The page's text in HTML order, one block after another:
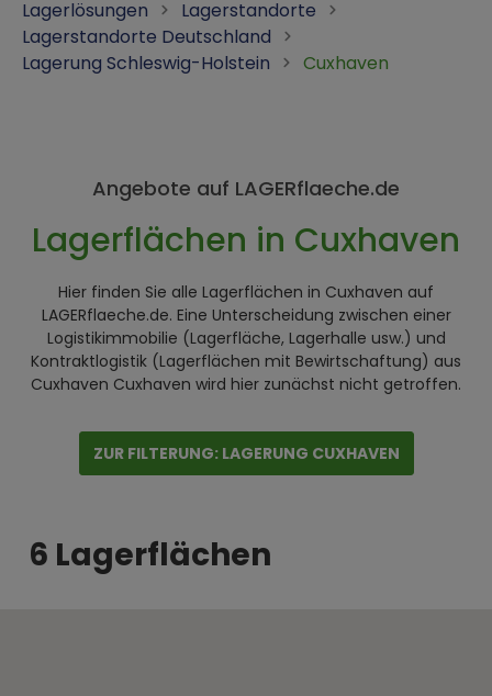
Lagerlösungen
Lagerstandorte
Lagerstandorte Deutschland
Lagerung Schleswig-Holstein
Cuxhaven
Angebote auf LAGERflaeche.de
Lagerflächen in Cuxhaven
Hier finden Sie alle Lagerflächen in Cuxhaven auf
LAGERflaeche.de. Eine Unterscheidung zwischen einer
Logistikimmobilie (Lagerfläche, Lagerhalle usw.) und
Kontraktlogistik (Lagerflächen mit Bewirtschaftung) aus
Cuxhaven Cuxhaven wird hier zunächst nicht getroffen.
ZUR FILTERUNG: LAGERUNG CUXHAVEN
6 Lagerflächen